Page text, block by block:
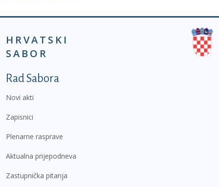
HRVATSKI
SABOR
Podnožje prvi izbornik
Rad Sabora
Novi akti
Zapisnici
Plenarne rasprave
Aktualna prijepodneva
Zastupnička pitanja